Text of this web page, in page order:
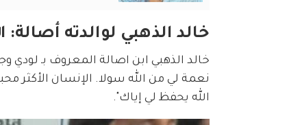
خالد الذهبي لوالدته أصالة:
خالد الذهبي ابن اصالة المعروف بـ لودي
نعمة لي من الله سولا. الإنسان الأكثر
الله يحفظ لي إياك".